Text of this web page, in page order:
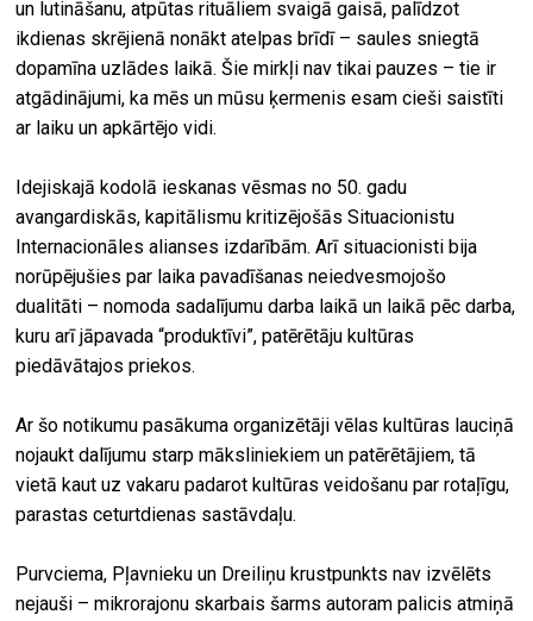
un lutināšanu, atpūtas rituāliem svaigā gaisā, palīdzot
ikdienas skrējienā nonākt atelpas brīdī – saules sniegtā
dopamīna uzlādes laikā. Šie mirkļi nav tikai pauzes – tie ir
atgādinājumi, ka mēs un mūsu ķermenis esam cieši saistīti
ar laiku un apkārtējo vidi.
Idejiskajā kodolā ieskanas vēsmas no 50. gadu
avangardiskās, kapitālismu kritizējošās Situacionistu
Internacionāles alianses izdarībām. Arī situacionisti bija
norūpējušies par laika pavadīšanas neiedvesmojošo
dualitāti – nomoda sadalījumu darba laikā un laikā pēc darba,
kuru arī jāpavada “produktīvi”, patērētāju kultūras
piedāvātajos priekos.
Ar šo notikumu pasākuma organizētāji vēlas kultūras lauciņā
nojaukt dalījumu starp māksliniekiem un patērētājiem, tā
vietā kaut uz vakaru padarot kultūras veidošanu par rotaļīgu,
parastas ceturtdienas sastāvdaļu.
Purvciema, Pļavnieku un Dreiliņu krustpunkts nav izvēlēts
nejauši – mikrorajonu skarbais šarms autoram palicis atmiņā